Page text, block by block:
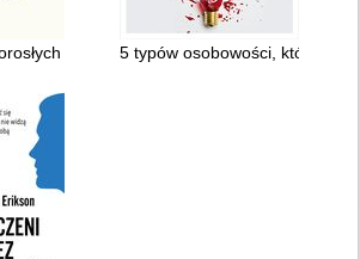
córek narcystycznych matek : jak być
5 typów osobowości, które